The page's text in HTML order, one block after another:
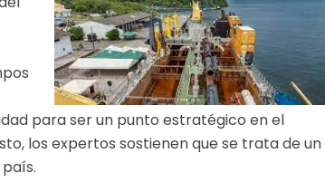
para ser un punto estratégico en el
los expertos sostienen que se trata de un